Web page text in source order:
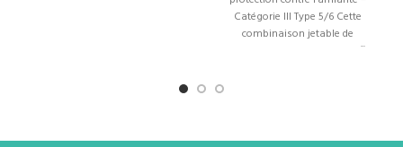
contacter notre société même en cas d’urgence.
chaussures en gros est-il préférable
Catégorie III Type 5/6 Cette
combinaison jetable de
protection contre l’amiante offre